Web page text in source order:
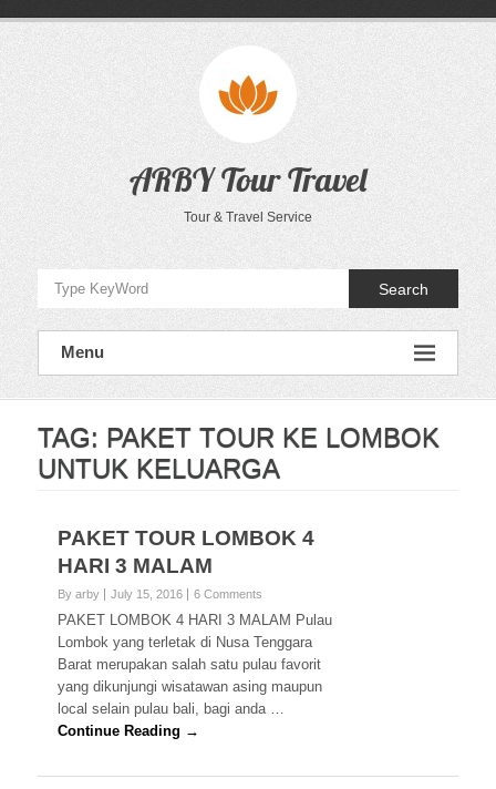
ARBY Tour Travel
Tour & Travel Service
Search
Menu
TAG: PAKET TOUR KE LOMBOK
UNTUK KELUARGA
PAKET TOUR LOMBOK 4
HARI 3 MALAM
By arby July 15, 2016 6 Comments
PAKET LOMBOK 4 HARI 3 MALAM Pulau
Lombok yang terletak di Nusa Tenggara
Barat merupakan salah satu pulau favorit
yang dikunjungi wisatawan asing maupun
local selain pulau bali, bagi anda …
Continue Reading →